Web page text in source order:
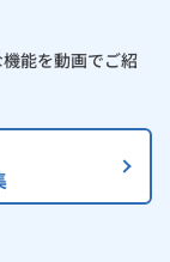
能を動画でご紹